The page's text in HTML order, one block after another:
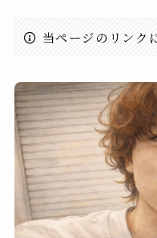
当ページのリンク